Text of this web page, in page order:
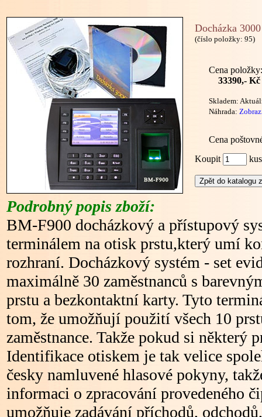
Docházka
(číslo položky: 95)
Cena položky:
33390,- Kč
Skladem:
Náhrada:
Cena
Koupit
Podrobný popis zboží:
BM-F900 docházkový a přístupový
terminálem na otisk prstu,který umí
rozhraní. Docházkový systém - set
maximálně 30 zaměstnanců s
prstu a bezkontaktní karty. Tyto
tom, že umožňují použití všech 10
zaměstnance. Takže pokud si některý
Identifikace otiskem je tak velice
česky namluvené hlasové pokyny,
informaci o zpracování provedeného
umožňuje zadávání příchodů,